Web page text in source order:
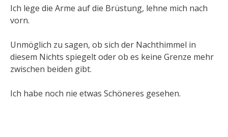
Ich lege die Arme auf die Brüstung, lehne mich nach
vorn.
Unmöglich zu sagen, ob sich der Nachthimmel in
diesem Nichts spiegelt oder ob es keine Grenze mehr
zwischen beiden gibt.
Ich habe noch nie etwas Schöneres gesehen.